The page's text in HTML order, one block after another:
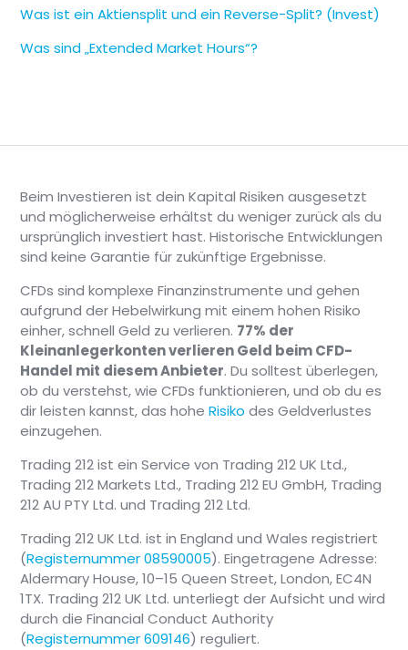
Was ist ein Aktiensplit und ein Reverse-Split? (Invest)
Was sind „Extended Market Hours“?
Beim Investieren ist dein Kapital Risiken ausgesetzt
und möglicherweise erhältst du weniger zurück als du
ursprünglich investiert hast. Historische Entwicklungen
sind keine Garantie für zukünftige Ergebnisse.
CFDs sind komplexe Finanzinstrumente und gehen
aufgrund der Hebelwirkung mit einem hohen Risiko
einher, schnell Geld zu verlieren. 77% der
Kleinanlegerkonten verlieren Geld beim CFD-
Handel mit diesem Anbieter. Du solltest überlegen,
ob du verstehst, wie CFDs funktionieren, und ob du es
dir leisten kannst, das hoheRisiko des Geldverlustes
einzugehen.
Trading 212 ist ein Service von Trading 212 UK Ltd.,
Trading 212 Markets Ltd., Trading 212 EU GmbH, Trading
212 AU PTY Ltd. und Trading 212 Ltd.
Trading 212 UK Ltd. ist in England und Wales registriert
(Registernummer 08590005). Eingetragene Adresse:
Aldermary House, 10–15 Queen Street, London, EC4N
1TX. Trading 212 UK Ltd. unterliegt der Aufsicht und wird
durch die Financial Conduct Authority
(Registernummer 609146) reguliert.